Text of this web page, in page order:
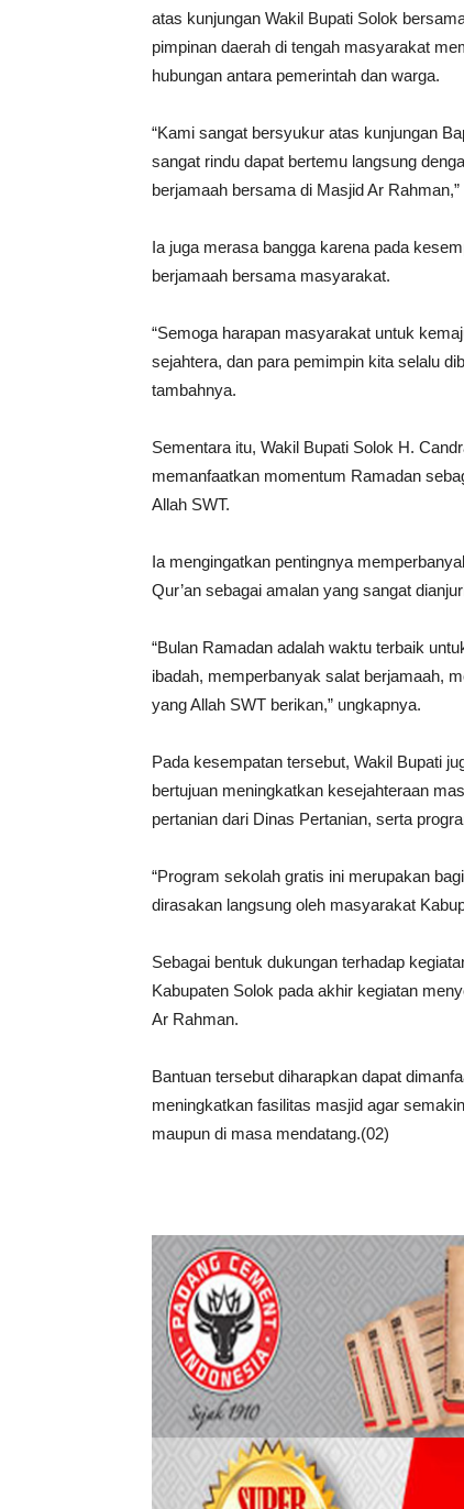
atas kunjungan Wakil Bupati Solok
pimpinan daerah di tengah masyarakat
hubungan antara pemerintah dan warga.
“Kami sangat bersyukur atas kunjungan
sangat rindu dapat bertemu langsung
berjamaah bersama di Masjid Ar Rahman,”
Ia juga merasa bangga karena pada
berjamaah bersama masyarakat.
“Semoga harapan masyarakat untuk
sejahtera, dan para pemimpin kita selalu
tambahnya.
Sementara itu, Wakil Bupati Solok H.
memanfaatkan momentum Ramadan
Allah SWT.
Ia mengingatkan pentingnya
Qur’an sebagai amalan yang sangat
“Bulan Ramadan adalah waktu terbaik
ibadah, memperbanyak salat berjamaah,
yang Allah SWT berikan,” ungkapnya.
Pada kesempatan tersebut, Wakil Bupati
bertujuan meningkatkan kesejahteraan
pertanian dari Dinas Pertanian, serta
“Program sekolah gratis ini merupakan
dirasakan langsung oleh masyarakat
Sebagai bentuk dukungan terhadap
Kabupaten Solok pada akhir kegiatan
Ar Rahman.
Bantuan tersebut diharapkan dapat
meningkatkan fasilitas masjid agar
maupun di masa mendatang.(02)